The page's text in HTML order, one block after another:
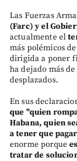
Las Fuerzas
(Farc) y el
actualmente el
más polémicos
dirigida a poner
ha dejado más
desplazados.
En sus
que "quien
Habana, quien
a tener que
enorme porque
tratar de